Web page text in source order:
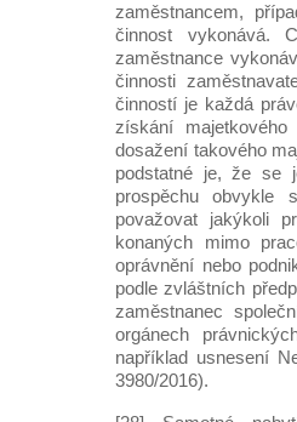
zaměstnancem,
činnost vykonává.
zaměstnance
činnosti
činností je každá
získání
dosažení takového
podstatné je, že se
prospěchu obvykle
považovat jakýkoli
konaných mimo
oprávnění nebo
podle zvláštních
zaměstnanec
orgánech
například usnesení
3980/2016).